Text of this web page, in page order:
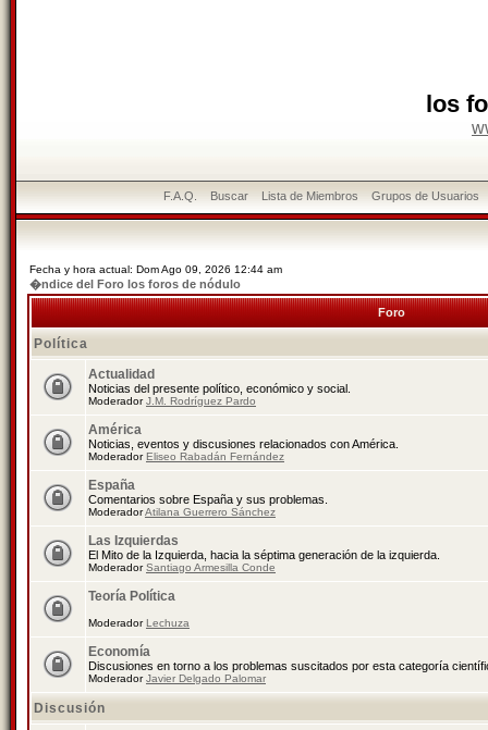
los
F.A.Q. Buscar Lista de Miembros Grupos de Usuarios
Fecha y hora actual: Dom Ago 09, 2026 12:44 am
�ndice del Foro los foros de nódulo
Foro
Política
Actualidad
Noticias del presente político, económico y social.
ModeradorJ.M. Rodríguez Pardo
América
Noticias, eventos y discusiones relacionados con América.
ModeradorEliseo Rabadán Fernández
España
Comentarios sobre España y sus problemas.
ModeradorAtilana Guerrero Sánchez
Las Izquierdas
El Mito de la Izquierda, hacia la séptima generación de la izquierda.
ModeradorSantiago Armesilla Conde
Teoría Política
ModeradorLechuza
Economía
Discusiones en torno a los problemas suscitados por esta categoría
ModeradorJavier Delgado Palomar
Discusión